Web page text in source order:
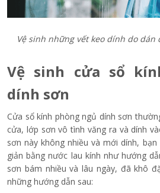
Vệ sinh những vết keo dính do dán
Vệ sinh cửa sổ
dính sơn
Cửa sổ kính phòng ngủ dính sơn
cửa, lớp sơn vô tình văng ra và dính
sơn này không nhiều và mới dính,
giản bằng nước lau kính như hướng
sơn bám nhiều và lâu ngày, đã khô
những hướng dẫn sau: